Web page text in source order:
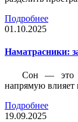
Подробнее
01.10.2025
Наматрасники:
Сон — это
напрямую влияет
Подробнее
19.09.2025